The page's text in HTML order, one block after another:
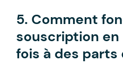
5. Comment
souscription en
fois à des parts